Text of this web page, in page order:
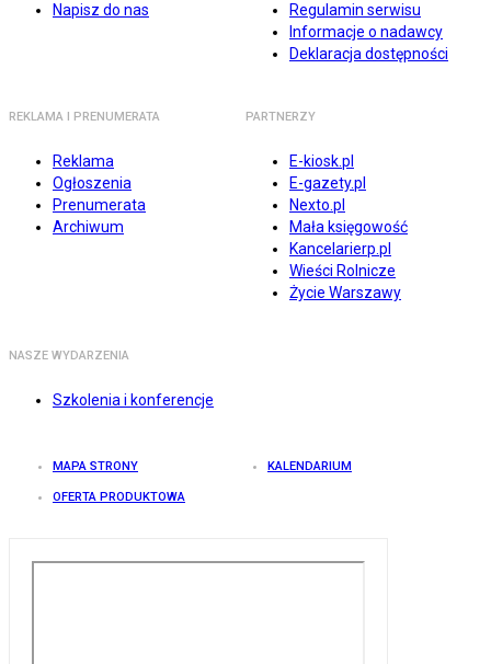
Napisz do nas
Regulamin serwisu
Informacje o nadawcy
Deklaracja dostępności
REKLAMA I PRENUMERATA
Reklama
Ogłoszenia
Prenumerata
Archiwum
PARTNERZY
E-kiosk.pl
E-gazety.pl
Nexto.pl
Mała księgowość
Kancelarierp.pl
Wieści Rolnicze
Życie Warszawy
NASZE WYDARZENIA
Szkolenia i konferencje
MAPA STRONY KALENDARIUM
OFERTA PRODUKTOWA